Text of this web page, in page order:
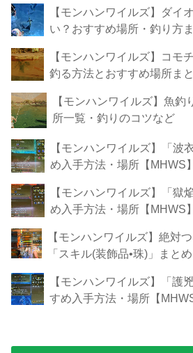
【モンハンワイルズ】ダイ
い？おすすめ場所・釣り方
【モンハンワイルズ】コモ
釣る方法とおすすめ場所ま
【モンハンワイルズ】魚
所一覧・釣りのコツなど
【モンハンワイルズ】「波
め入手方法・場所【MHWS】
【モンハンワイルズ】「獄
め入手方法・場所【MHWS】
【モンハンワイルズ】絶対
「スキル(装飾品•珠)」まと
【モンハンワイルズ】「護
すめ入手方法・場所【MHWS